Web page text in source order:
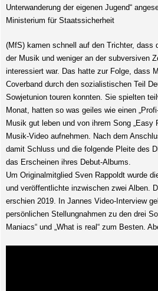
Unterwanderung der eigenen Jugend“
Ministerium für Staatssicherheit
(MfS) kamen schnell auf den Trichter, dass
der Musik und weniger an der subversiven
interessiert war. Das hatte zur Folge, dass
Coverband durch den sozialistischen Teil
Sowjetunion touren konnten. Sie spielten
Monat, hatten so was geiles wie einen
Musik gut leben und von ihrem Song „Easy
Musik-Video aufnehmen. Nach dem
damit Schluss und die folgende Pleite des
das Erscheinen ihres Debut-Albums.
Um Originalmitglied Sven Rappoldt wurde
und veröffentlichte inzwischen zwei Alben.
erschien 2019. In Jannes Video-Interview
persönlichen Stellungnahmen zu den drei
Maniacs“ und „What is real“ zum Besten.